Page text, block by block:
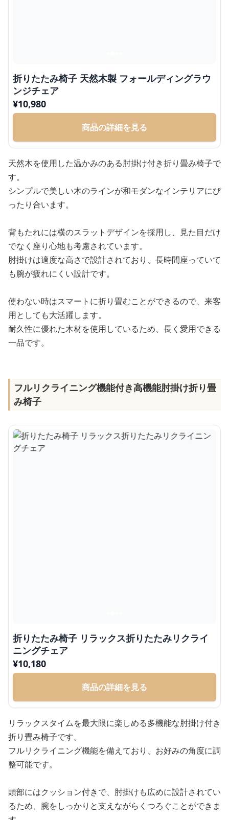
折りたたみ椅子 天然木製 フォールディングラウ
ンジチェア
¥10,980
商品の詳細を見る
天然木を使用した温かみのある肘掛け付き折り畳み椅子で
す。
シンプルで美しい木のラインが和モダンなインテリアにぴ
ったり合います。
背もたれには横のスラットデザインを採用し、見た目だけ
でなく座り心地も考慮されています。
肘掛けは適度な高さで設計されており、長時間座っていて
も腕が疲れにくい設計です。
使わない時はスマートに折り畳むことができるので、来客
用としても大活躍します。
耐久性に優れた木材を使用しているため、長く愛用できる
一品です。
フルリクライニング機能付き高機能肘掛け折り畳
み椅子
折りたたみ椅子 リラックス折りたたみリクライ
ニングチェア
¥10,180
商品の詳細を見る
リラックスタイムを最大限に楽しめる多機能な肘掛け付き
折り畳み椅子です。
フルリクライニング機能を備えており、お好みの角度に調
整可能です。
頭部にはクッション付きで、肘掛けも広めに設計されてい
るため、腕をしっかりと支えながらくつろぐことができま